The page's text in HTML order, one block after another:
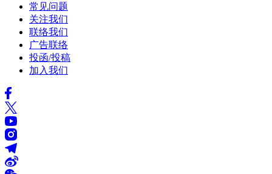
常见问题
关注我们
联络我们
广告联络
投函/投稿
加入我们